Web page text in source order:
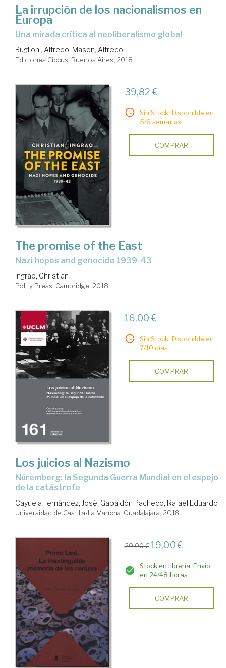
La irrupción de los nacionalismos en
Europa
una mirada crítica al neoliberalismo global
Buglioni, Alfredo; Mason, Alfredo
Ediciones Ciccus. Buenos Aires, 2018
39,82 €
Sin Stock. Disponible en
5/6 semanas.
COMPRAR
The promise of the East
nazi hopes and genocide 1939-43
Ingrao, Christian
Polity Press. Cambridge, 2018
16,00 €
Sin Stock. Disponible en
7/10 días.
COMPRAR
Los juicios al Nazismo
Núremberg: la Segunda Guerra Mundial en el espejo
de la catástrofe
Cayuela Fernández, José; Gabaldón Pacheco, Rafael Eduardo
Universidad de Castilla-La Mancha. Guadalajara, 2018
20,00 € 19,00 €
Stock en librería. Envío
en 24/48 horas
COMPRAR